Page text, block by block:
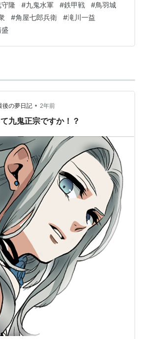
。 志摩国を拠点に伊勢湾や熊野灘の
田信長・豊臣秀吉に従って天下統一
その九鬼水軍の中で、その最盛期を
（くきよしたか）について取り上げ
隆 #九鬼水軍 #鉄甲戦 #鳥羽城
#角屋七郎兵衛 #滝川一益
後の夢日記 • 2年前
九鬼正宗ですか！？